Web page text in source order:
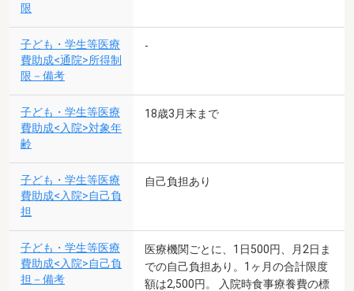
限
子ども・学生等医療
費助成<通院>所得制
限－備考
-
子ども・学生等医療
費助成<入院>対象年
齢
18歳3月末まで
子ども・学生等医療
費助成<入院>自己負
担
自己負担あり
子ども・学生等医療
費助成<入院>自己負
担－備考
医療機関ごとに、1日500円、月2日ま
での自己負担あり。1ヶ月の合計限度
額は2,500円。 入院時食事療養費の標